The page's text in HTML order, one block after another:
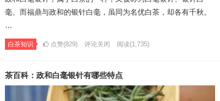
毫。而福鼎与政和的银针白毫，虽同为名优白茶，却各有千秋。
…
白茶知识 点赞(829) 评论关闭 阅读(1,735)
茶百科：政和白毫银针有哪些特点